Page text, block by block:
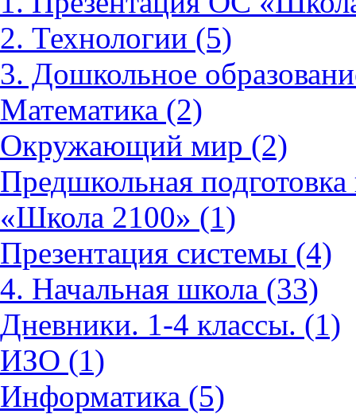
2. Технологии (5)
3. Дошкольное
Математика (2)
Окружающий мир (2)
Предшкольная
«Школа 2100» (1)
Презентация системы (4)
4. Начальная школа (33)
Дневники. 1-4 классы. (1)
ИЗО (1)
Информатика (5)